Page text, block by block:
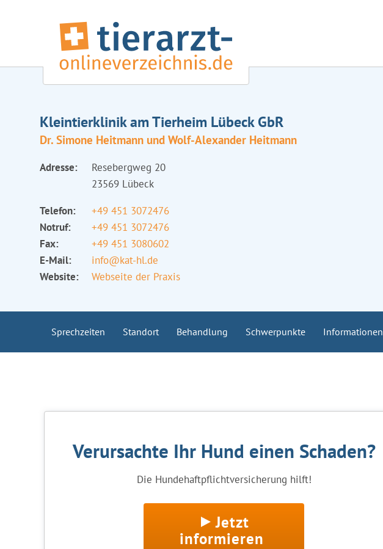
Kleintierklinik am Tierheim Lübeck GbR
Dr. Simone Heitmann und Wolf-Alexander Heitmann
Adresse:
Resebergweg 20
23569 Lübeck
Telefon:
+49 451 3072476
Notruf:
+49 451 3072476
Fax:
+49 451 3080602
E-Mail:
info@kat-hl.de
Website:
Webseite der Praxis
Sprechzeiten Standort Behandlung Schwerpunkte Informationen
Verursachte Ihr Hund einen Schaden?
Die Hundehaftpflichtversicherung hilft!
Jetzt
informieren